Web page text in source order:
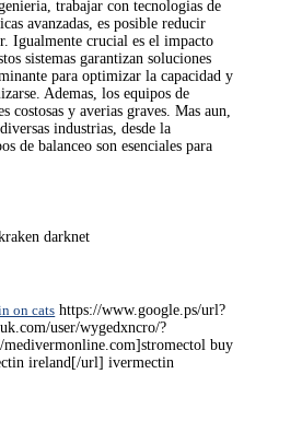
trabajar con tecnologias de
avanzadas, es posible reducir
Igualmente crucial es el impacto
sistemas garantizan soluciones
para optimizar la capacidad y
Ademas, los equipos de
costosas y averias graves. Mas aun,
industrias, desde la
de balanceo son esenciales para
darknet
on cats https://www.google.ps/url?
user/wygedxncro/?
buy
ireland[/url] ivermectin